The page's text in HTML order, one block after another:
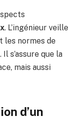
. L’ingénieur veille
les normes de
s’assure que la
mais aussi
d’un